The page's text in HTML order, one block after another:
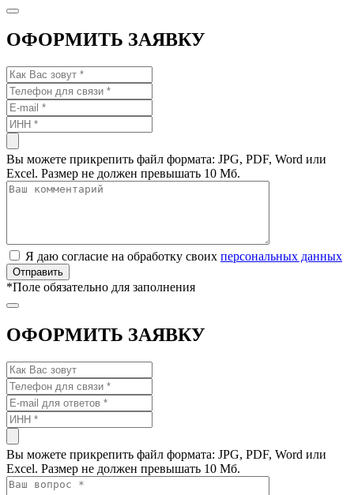
ОФОРМИТЬ ЗАЯВКУ
Вы можете прикрепить файл формата: JPG, PDF, Word или
Excel. Размер не должен превышать 10 Мб.
Я даю согласие на обработку своих персональных данных
*Поле обязательно для заполнения
ОФОРМИТЬ ЗАЯВКУ
Вы можете прикрепить файл формата: JPG, PDF, Word или
Excel. Размер не должен превышать 10 Мб.